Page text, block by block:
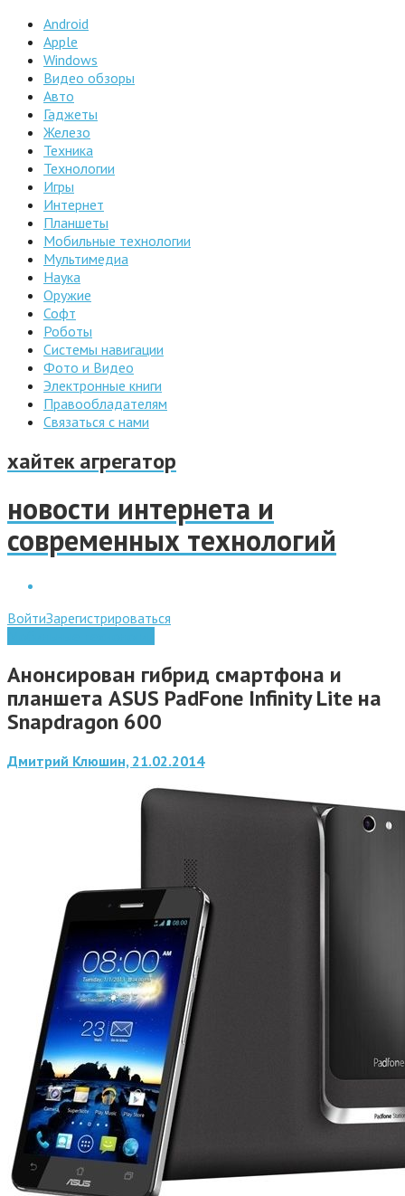
Android
Apple
Windows
Видео обзоры
Авто
Гаджеты
Железо
Техника
Технологии
Игры
Интернет
Планшеты
Мобильные технологии
Мультимедиа
Наука
Оружие
Софт
Роботы
Системы навигации
Фото и Видео
Электронные книги
Правообладателям
Связаться с нами
хайтек агрегатор
новости интернета и
современных технологий
ВойтиЗарегистрироваться
Анонсирован гибрид смартфона и
планшета ASUS PadFone Infinity Lite на
Snapdragon 600
Дмитрий Клюшин, 21.02.2014